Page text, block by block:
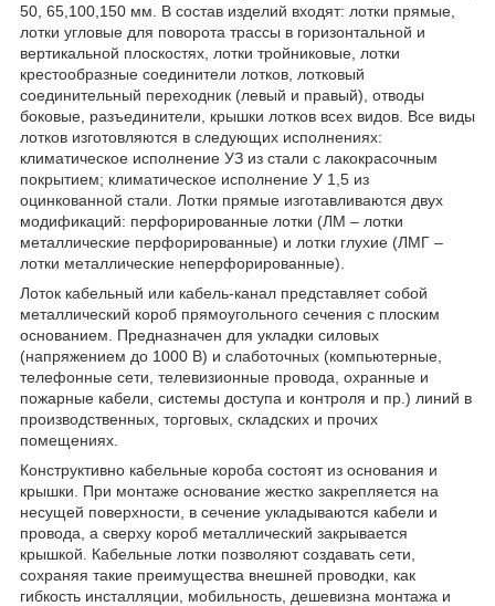
50, 65,100,150 мм. В состав изделий входят: лотки прямые,
лотки угловые для поворота трассы в горизонтальной и
вертикальной плоскостях, лотки тройниковые, лотки
крестообразные соединители лотков, лотковый
соединительный переходник (левый и правый), отводы
боковые, разъединители, крышки лотков всех видов. Все виды
лотков изготовляются в следующих исполнениях:
климатическое исполнение УЗ из стали с лакокрасочным
покрытием; климатическое исполнение У 1,5 из
оцинкованной стали. Лотки прямые изготавливаются двух
модификаций: перфорированные лотки (ЛМ – лотки
металлические перфорированные) и лотки глухие (ЛМГ –
лотки металлические неперфорированные).
Лоток кабельный или кабель-канал представляет собой
металлический короб прямоугольного сечения с плоским
основанием. Предназначен для укладки силовых
(напряжением до 1000 В) и слаботочных (компьютерные,
телефонные сети, телевизионные провода, охранные и
пожарные кабели, системы доступа и контроля и пр.) линий в
производственных, торговых, складских и прочих
помещениях.
Конструктивно кабельные короба состоят из основания и
крышки. При монтаже основание жестко закрепляется на
несущей поверхности, в сечение укладываются кабели и
провода, а сверху короб металлический закрывается
крышкой. Кабельные лотки позволяют создавать сети,
сохраняя такие преимущества внешней проводки, как
гибкость инсталляции, мобильность, дешевизна монтажа и